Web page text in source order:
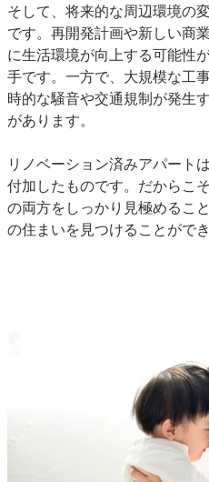
そして、 将来的な周辺環境の
です。再開発計画や新しい商
に生活環境が向上する可能性
手です。一方で、大規模な工
時的な騒音や交通規制が発生
があります。
リノベーション済みアパート
付加したものです。だからこ
の両方をしっかり見極めるこ
の住まいを見つけることがで